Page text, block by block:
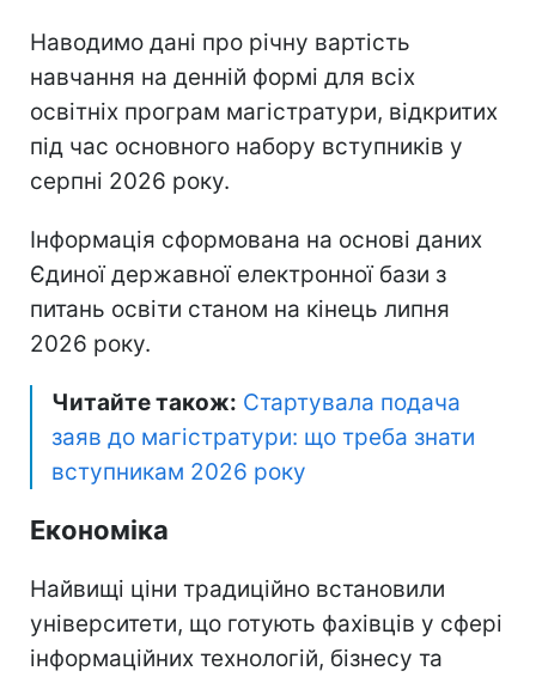
Наводимо дані про річну вартість
навчання на денній формі для всіх
освітніх програм магістратури, відкритих
під час основного набору вступників у
серпні 2026 року.
Інформація сформована на основі даних
Єдиної державної електронної бази з
питань освіти станом на кінець липня
2026 року.
Читайте також: Стартувала подача
заяв до магістратури: що треба знати
вступникам 2026 року
Економіка
Найвищі ціни традиційно встановили
університети, що готують фахівців у сфері
інформаційних технологій, бізнесу та